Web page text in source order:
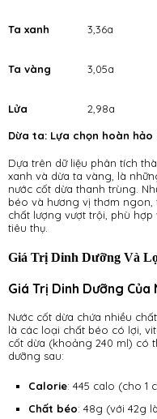
Ta xanh 3,36a
Ta vàng 3,05a
Lửa 2,98a
Dừa ta: Lựa chọn hoàn
Dựa trên dữ liệu phân tích
xanh và dừa ta vàng, là
nước cốt dừa thanh trùng.
béo và hương vị thơm ngon,
chất lượng vượt trội, phù
tiêu thụ.
Giá Trị Dinh Dưỡng Và
Giá Trị Dinh Dưỡng Của
Nước cốt dừa chứa nhiều
là các loại chất béo có lợi,
cốt dừa (khoảng 240 ml) có
dưỡng sau:
Calorie: 445 calo (cho 1
Chất béo: 48g (với 42g